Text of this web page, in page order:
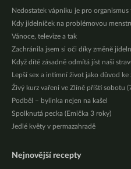
Nedostatek vápníku je pro organismus
Kdy jídelníček na problémovou
Vánoce, televize a tak
Zachránila jsem si oči díky změně
Když dítě zásadně odmítá jíst naši
Lepší sex a intimní život jako důvod ke
Živý kurz vaření ve Zlíně příští sobotu
Podběl – bylinka nejen na kašel
Spolknutá pecka (Emička 3 roky)
Jedlé květy v permazahradě
Nejnovější recepty